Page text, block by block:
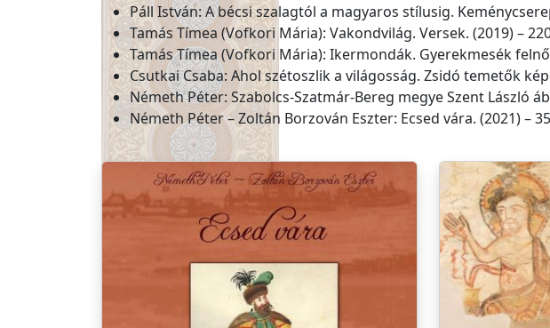
Páll István: A bécsi szalagtól a magyaros stílusig.
Tamás Tímea (Vofkori Mária): Vakondvilág. Versek. (2019) –
Tamás Tímea (Vofkori Mária): Ikermondák. Gyerekmesék
Csutkai Csaba: Ahol szétoszlik a világosság. Zsidó temetők
Németh Péter: Szabolcs-Szatmár-Bereg megye Szent László
Németh Péter – Zoltán Borzován Eszter: Ecsed vára. (2021) –